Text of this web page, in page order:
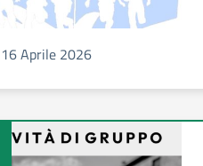
16 Aprile 2026